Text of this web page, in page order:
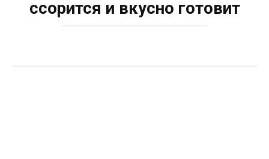
ссорится и вкусно готовит